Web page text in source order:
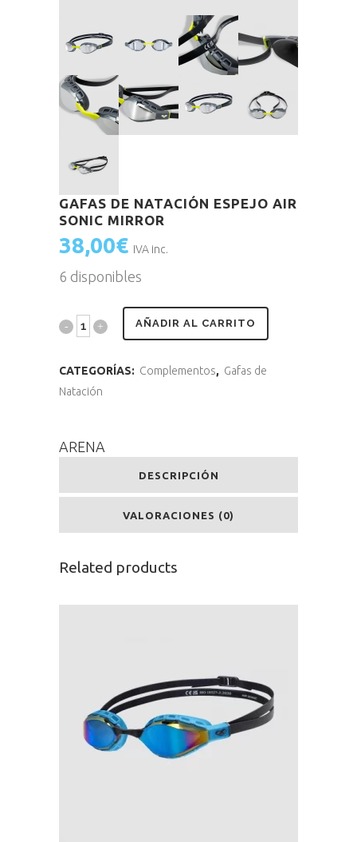
GAFAS DE NATACIÓN ESPEJO AIR
SONIC MIRROR
38,00€ IVA inc.
6 disponibles
AÑADIR AL CARRITO
CATEGORÍAS: Complementos, Gafas de
Natación
ARENA
DESCRIPCIÓN
VALORACIONES (0)
Related products